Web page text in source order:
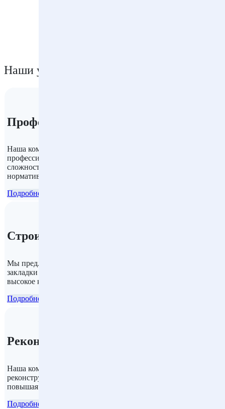
Наши услуги
Профессиональное проектирование
Наша компания предлагает услуги по разработке
профессиональных строительных проектов любой
сложности с учетом всех требований заказчика и
нормативов строительства.
Подробнее
Строительство
Мы предлагаем полный цикл строительных работ от
закладки фундамента до отделки помещений, обеспечивая
высокое качество и соблюдение всех сроков.
Подробнее
Реконструкция зданий и сооружений
Наша компания выполняет работы по модернизации и
реконструкции существующих зданий и сооружений,
повышая их функциональность и эстетический вид.
Подробнее